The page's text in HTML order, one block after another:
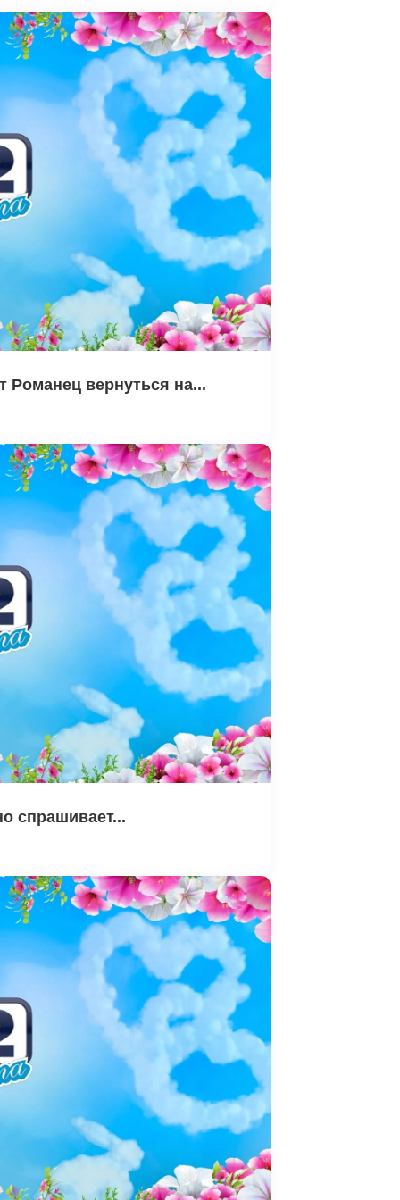
Романец вернуться на...
спрашивает...